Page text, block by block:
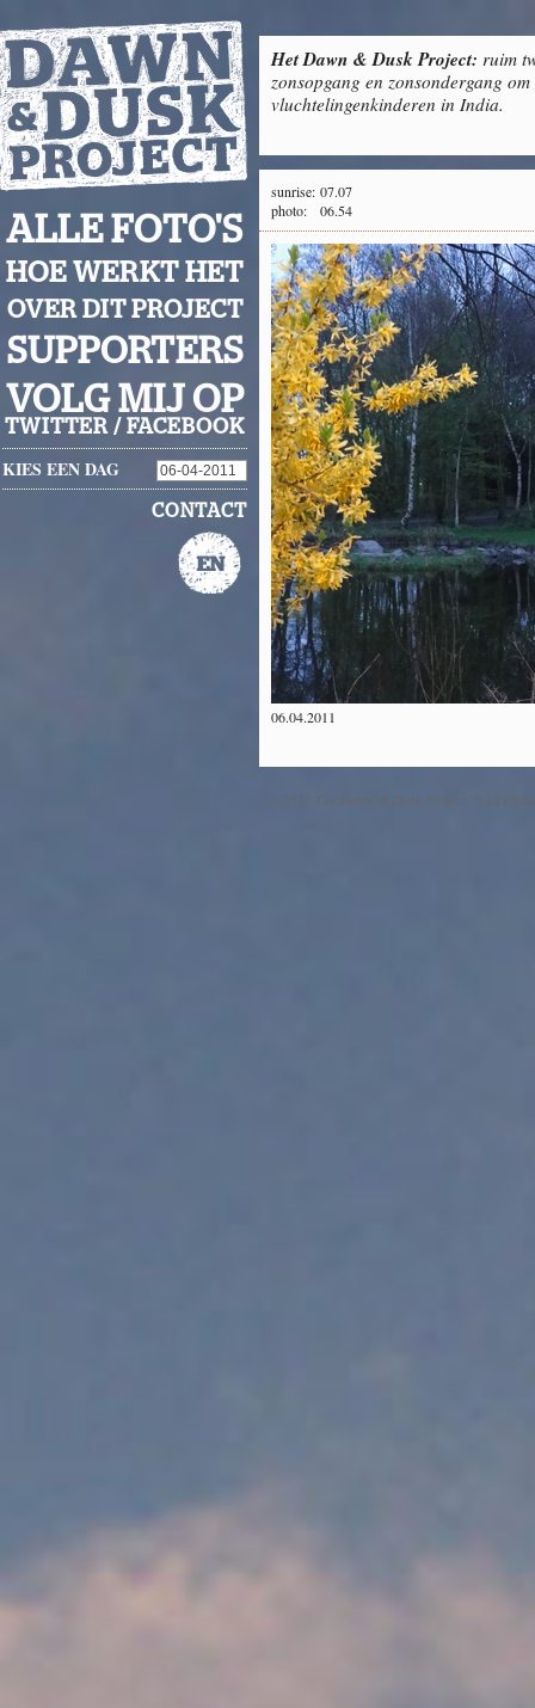
Het Dawn & Dusk Project: ruim
zonsopgang en zonsondergang
vluchtelingenkinderen in India.
ALLE FOTO'S
HOE WERKT HET
OVER DIT PROJECT
SUPPORTERS
VOLG MIJ OP
TWITTER / FACEBOOK
KIES EEN DAG
CONTACT
sunrise: 07.07
photo:
06.54
06.04.2011
©2012 The Dawn & Dusk Project™ All